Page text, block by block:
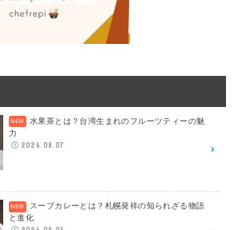
水果茶とは？台湾生まれのフルーツティーの魅
力
2026.08.07
スープカレーとは？札幌発祥の知られざる物語
と進化